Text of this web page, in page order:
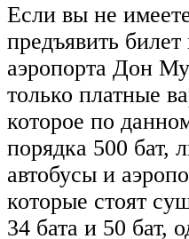
Если вы не
предъявить
аэропорта Дон
только платные
которое по
порядка 500 бат,
автобусы и
которые стоят
34 бата и 50 бат,